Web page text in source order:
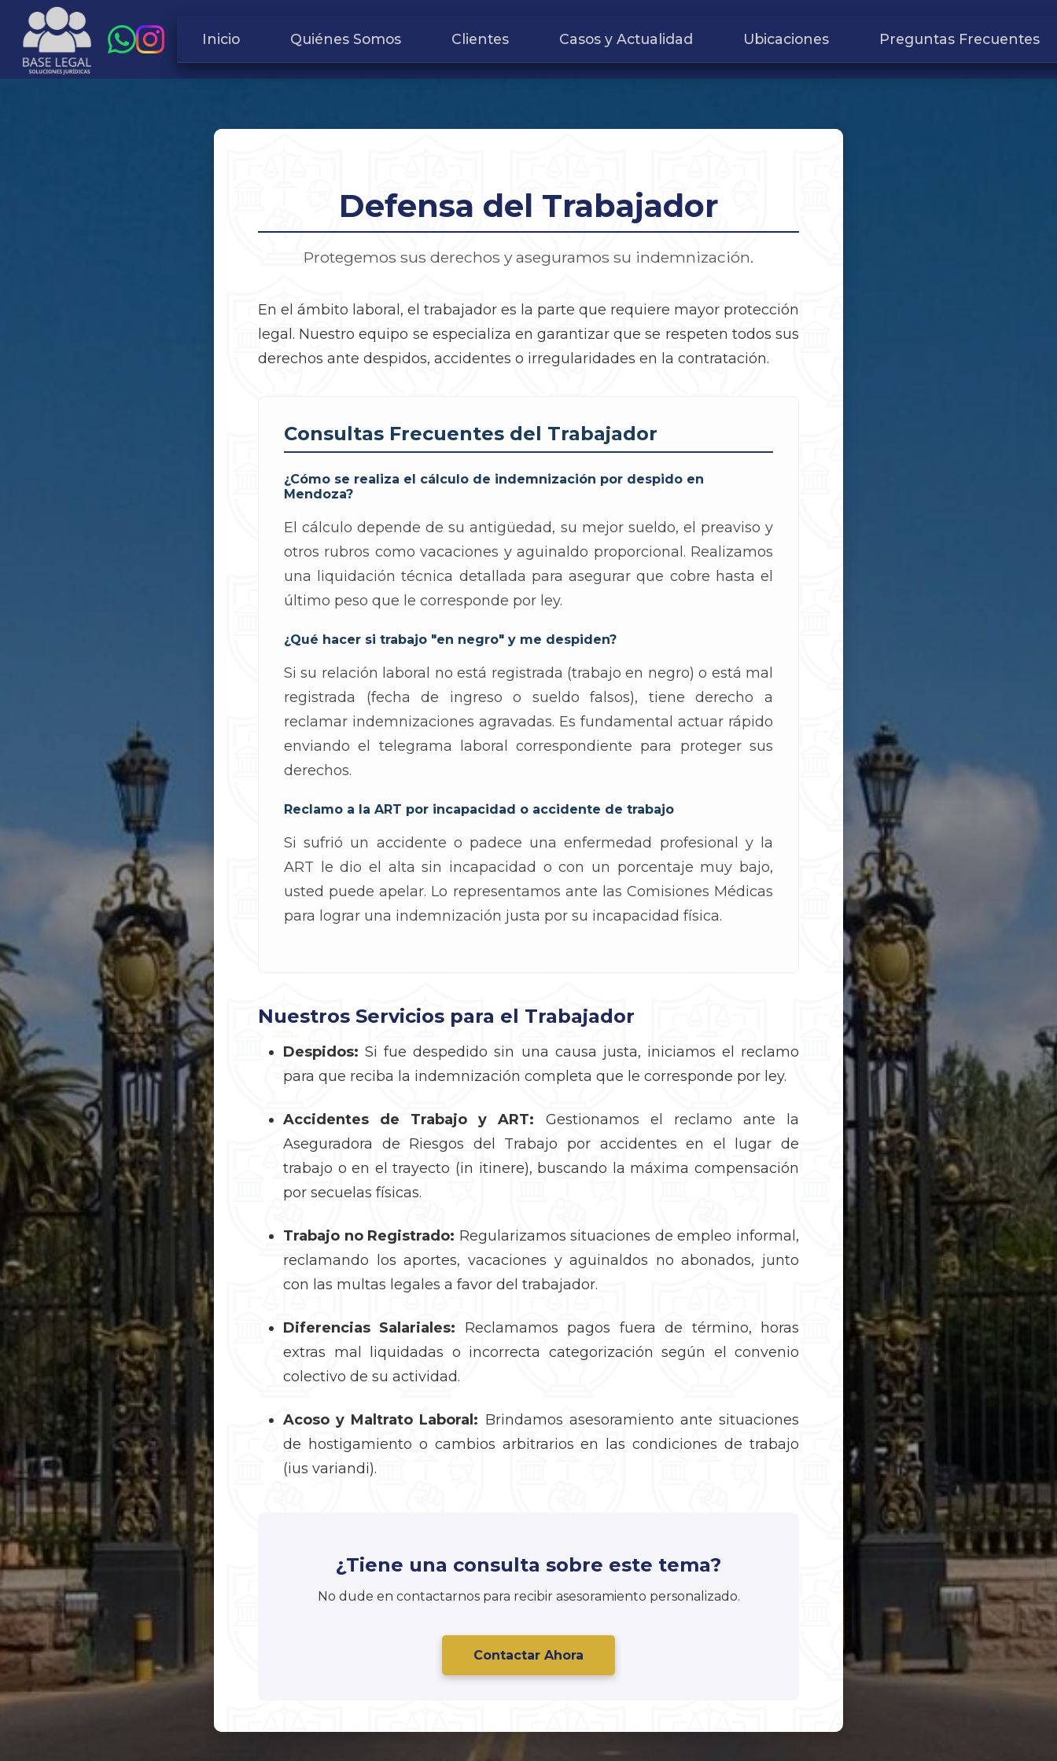
Inicio Quiénes Somos Clientes Casos y Actualidad Ubicaciones Preguntas Frecuentes
Defensa del Trabajador
Protegemos sus derechos y aseguramos su indemnización.
En el ámbito laboral, el trabajador es la parte que requiere mayor protección
legal. Nuestro equipo se especializa en garantizar que se respeten todos sus
derechos ante despidos, accidentes o irregularidades en la contratación.
Consultas Frecuentes del Trabajador
¿Cómo se realiza el cálculo de indemnización por despido en
Mendoza?
El cálculo depende de su antigüedad, su mejor sueldo, el preaviso y
otros rubros como vacaciones y aguinaldo proporcional. Realizamos
una liquidación técnica detallada para asegurar que cobre hasta el
último peso que le corresponde por ley.
¿Qué hacer si trabajo "en negro" y me despiden?
Si su relación laboral no está registrada (trabajo en negro) o está mal
registrada (fecha de ingreso o sueldo falsos), tiene derecho a
reclamar indemnizaciones agravadas. Es fundamental actuar rápido
enviando el telegrama laboral correspondiente para proteger sus
derechos.
Reclamo a la ART por incapacidad o accidente de trabajo
Si sufrió un accidente o padece una enfermedad profesional y la
ART le dio el alta sin incapacidad o con un porcentaje muy bajo,
usted puede apelar. Lo representamos ante las Comisiones Médicas
para lograr una indemnización justa por su incapacidad física.
Nuestros Servicios para el Trabajador
Despidos: Si fue despedido sin una causa justa, iniciamos el reclamo
para que reciba la indemnización completa que le corresponde por ley.
Accidentes de Trabajo y ART: Gestionamos el reclamo ante la
Aseguradora de Riesgos del Trabajo por accidentes en el lugar de
trabajo o en el trayecto (in itinere), buscando la máxima compensación
por secuelas físicas.
Trabajo no Registrado: Regularizamos situaciones de empleo informal,
reclamando los aportes, vacaciones y aguinaldos no abonados, junto
con las multas legales a favor del trabajador.
Diferencias Salariales: Reclamamos pagos fuera de término, horas
extras mal liquidadas o incorrecta categorización según el convenio
colectivo de su actividad.
Acoso y Maltrato Laboral: Brindamos asesoramiento ante situaciones
de hostigamiento o cambios arbitrarios en las condiciones de trabajo
(ius variandi).
¿Tiene una consulta sobre este tema?
No dude en contactarnos para recibir asesoramiento personalizado.
Contactar Ahora